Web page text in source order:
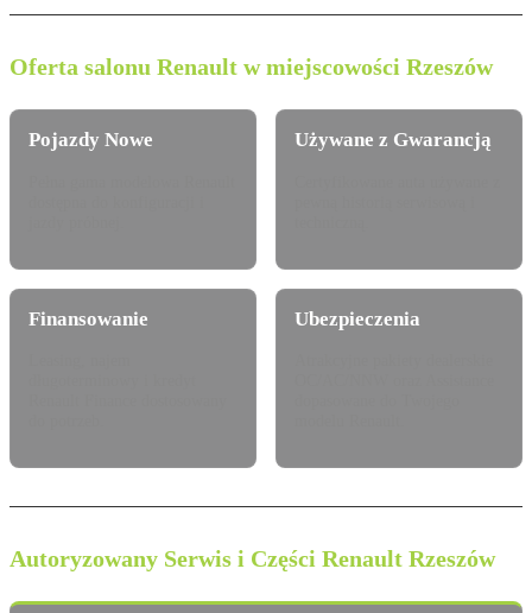
Oferta salonu Renault w miejscowości Rzeszów
Pojazdy Nowe Używane z Gwarancją
Finansowanie Ubezpieczenia
Autoryzowany Serwis i Części Renault Rzeszów